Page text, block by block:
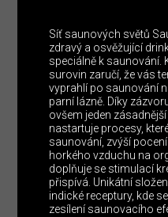
Síť saunových světů
zdravý a osvěžující
speciálně k saunování.
surovin zaručí, že vás
vyprahlí po saunování
parní lázně. Díky
ovšem jeden
nastartuje procesy,
saunování, zvýší
horkého vzduchu na
doplňuje se stimulací
přispívá. Unikátní
indické receptury, kde
zesílení saunovacího